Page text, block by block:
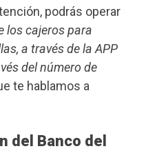
podrás operar
los cajeros para
a través de la APP
del número de
te hablamos a
del Banco del